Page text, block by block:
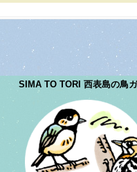
SIMA TO TORI 西表島の鳥